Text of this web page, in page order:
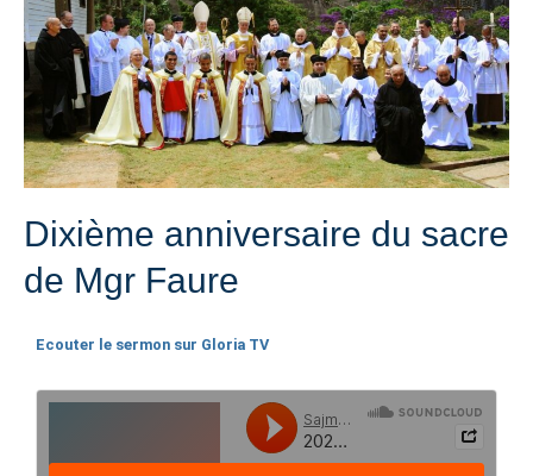
Dixième anniversaire du sacre
de Mgr Faure
Ecouter le sermon sur Gloria TV